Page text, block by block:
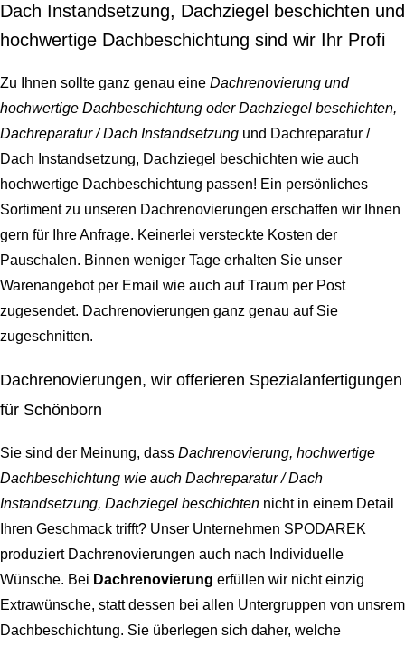
Dach Instandsetzung, Dachziegel beschichten und
hochwertige Dachbeschichtung sind wir Ihr Profi
Zu Ihnen sollte ganz genau eine Dachrenovierung und
hochwertige Dachbeschichtung oder Dachziegel beschichten,
Dachreparatur / Dach Instandsetzung und Dachreparatur /
Dach Instandsetzung, Dachziegel beschichten wie auch
hochwertige Dachbeschichtung passen! Ein persönliches
Sortiment zu unseren Dachrenovierungen erschaffen wir Ihnen
gern für Ihre Anfrage. Keinerlei versteckte Kosten der
Pauschalen. Binnen weniger Tage erhalten Sie unser
Warenangebot per Email wie auch auf Traum per Post
zugesendet. Dachrenovierungen ganz genau auf Sie
zugeschnitten.
Dachrenovierungen, wir offerieren Spezialanfertigungen
für Schönborn
Sie sind der Meinung, dass Dachrenovierung, hochwertige
Dachbeschichtung wie auch Dachreparatur / Dach
Instandsetzung, Dachziegel beschichten nicht in einem Detail
Ihren Geschmack trifft? Unser Unternehmen SPODAREK
produziert Dachrenovierungen auch nach Individuelle
Wünsche. Bei Dachrenovierung erfüllen wir nicht einzig
Extrawünsche, statt dessen bei allen Untergruppen von unsrem
Dachbeschichtung. Sie überlegen sich daher, welche